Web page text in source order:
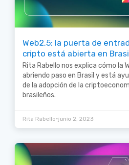
Web2.5: la puerta de
cripto está abierta en
Rita Rabello nos explica cómo la
abriendo paso en Brasil y está
de la adopción de la
brasileños.
Rita Rabello•junio 2, 2023